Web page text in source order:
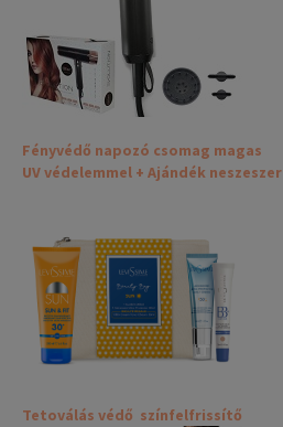
Fényvédő napozó csomag magas
UV védelemmel + Ajándék neszeszer
Tetoválás védő színfelfrissítő